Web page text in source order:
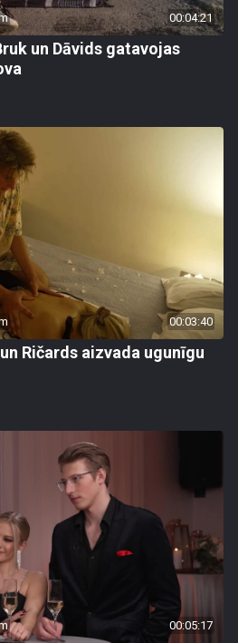
00:04:21
un Dāvids gatavojas
00:03:40
Ričards aizvada ugunīgu
00:05:17